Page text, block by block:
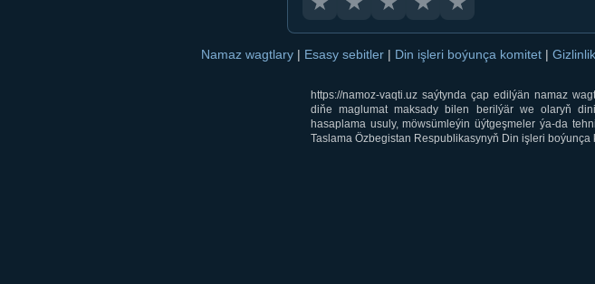
Namaz wagtlary | Esasy sebitler | Din işleri boýunça komitet |
https://namoz-vaqti.uz saýtynda çap edilýän namaz
diňe maglumat maksady bilen berilýär we olaryň
hasaplama usuly, möwsümleýin üýtgeşmeler ýa-da
Taslama Özbegistan Respublikasynyň Din işleri